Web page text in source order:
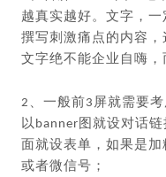
越真实越好。文字，
撰写刺激痛点的内容，
文字绝不能企业自嗨，
2、一般前3屏就需要
以banner图就设对话
面就设表单，如果是
或者微信号；